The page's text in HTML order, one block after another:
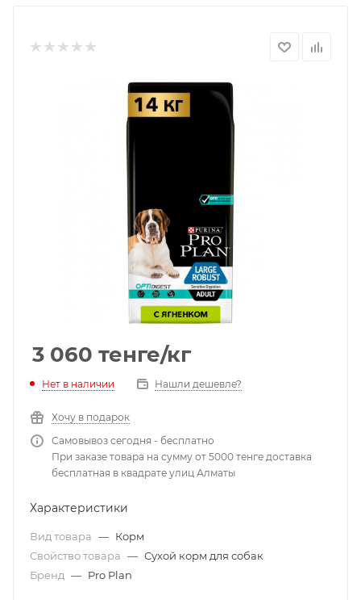
3 060 тенге/кг
Нет в наличии Нашли дешевле?
Хочу в подарок
Самовывоз сегодня - бесплатно
При заказе товара на сумму от 5000 тенге доставка
бесплатная в квадрате улиц Алматы
Характеристики
Вид товара — Корм
Свойство товара — Сухой корм для собак
Бренд — Pro Plan